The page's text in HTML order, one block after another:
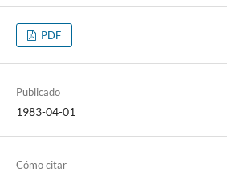
PDF
Publicado
1983-04-01
Cómo citar